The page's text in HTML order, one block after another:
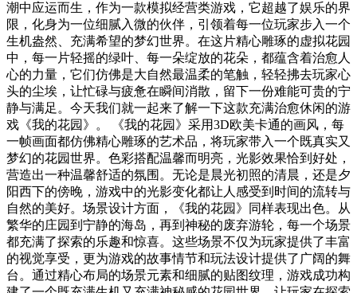
潮中应运而生，作为一款模拟经营类游戏，它超越了娱乐的界
限，化身为一位细腻入微的伙伴，引领着每一位玩家步入一个
生机盎然、充满希望的梦幻世界。在这片精心雕琢的虚拟花园
中，每一片轻摇的绿叶、每一朵绽放的花朵，都蕴含着治愈人
心的力量，它们仿佛是大自然最温柔的笔触，轻轻拂去玩家心
头的尘埃，让忙碌与疲惫在瞬间消散，留下一份难能可贵的宁
静与满足。今天我们就一起来了解一下这款充满治愈休闲的游
戏《我的花园》。 《我的花园》采用3D欧美卡通的画风，每
一帧画面都仿佛精心雕琢的艺术品，将玩家带入一个既真实又
梦幻的花园世界。色彩搭配温馨而明亮，光影效果恰到好处，
营造出一种温馨舒适的氛围。无论是晨光初照的清晨，还是夕
阳西下的傍晚，游戏中的光影变化都让人感受到时间的流转与
自然的美好。场景设计方面，《我的花园》同样表现出色。从
繁华的庄园到宁静的海岛，再到神秘的废弃游轮，每一个场景
都充满了探索的乐趣和惊喜。这些场景不仅为玩家提供了丰富
的视觉享受，更为游戏的故事情节和玩法设计提供了广阔的舞
台。通过精心布局的场景元素和细腻的贴图纹理，游戏成功构